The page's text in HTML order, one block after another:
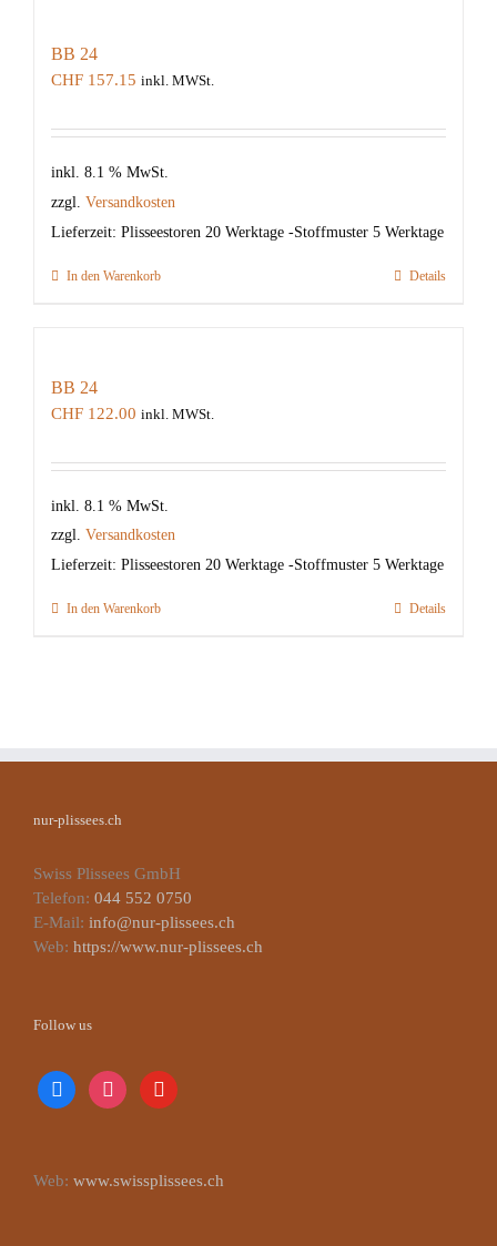
BB 24
CHF 157.15 inkl. MWSt.
inkl. 8.1 % MwSt.
zzgl. Versandkosten
Lieferzeit: Plisseestoren 20 Werktage -Stoffmuster 5 Werktage
In den Warenkorb Details
BB 24
CHF 122.00 inkl. MWSt.
inkl. 8.1 % MwSt.
zzgl. Versandkosten
Lieferzeit: Plisseestoren 20 Werktage -Stoffmuster 5 Werktage
In den Warenkorb Details
nur-plissees.ch
Swiss Plissees GmbH
Telefon: 044 552 0750
E-Mail: info@nur-plissees.ch
Web: https://www.nur-plissees.ch
Follow us
facebookinstagramyoutube
Web: www.swissplissees.ch